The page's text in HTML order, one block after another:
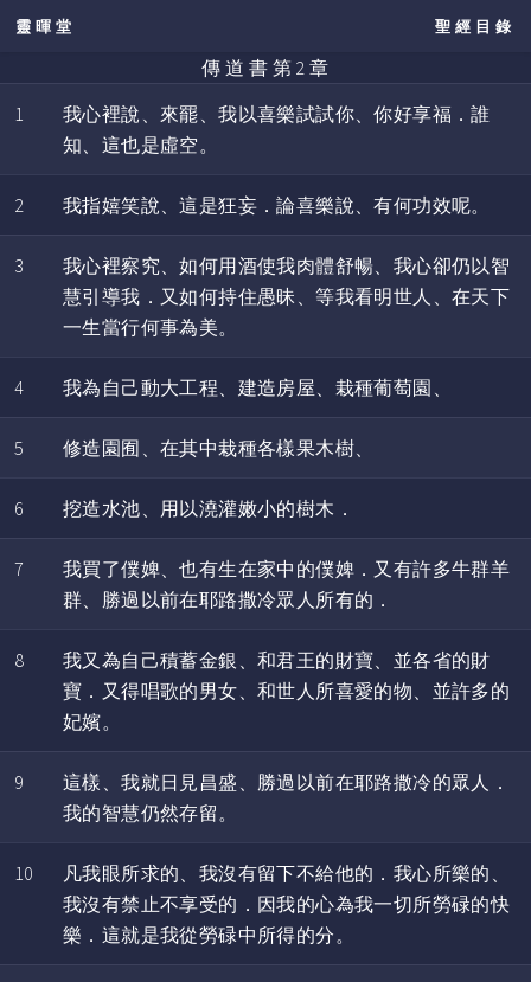
靈暉堂 聖經目錄
傳 道 書 第 2 章
1
我心裡說、來罷、我以喜樂試試你、你好享福．誰
知、這也是虛空。
2 我指嬉笑說、這是狂妄．論喜樂說、有何功效呢。
3
我心裡察究、如何用酒使我肉體舒暢、我心卻仍以智
慧引導我．又如何持住愚昧、等我看明世人、在天下
一生當行何事為美。
4 我為自己動大工程、建造房屋、栽種葡萄園、
5 修造園囿、在其中栽種各樣果木樹、
6 挖造水池、用以澆灌嫩小的樹木．
7
我買了僕婢、也有生在家中的僕婢．又有許多牛群羊
群、勝過以前在耶路撒冷眾人所有的．
8
我又為自己積蓄金銀、和君王的財寶、並各省的財
寶．又得唱歌的男女、和世人所喜愛的物、並許多的
妃嬪。
9
這樣、我就日見昌盛、勝過以前在耶路撒冷的眾人．
我的智慧仍然存留。
10
凡我眼所求的、我沒有留下不給他的．我心所樂的、
我沒有禁止不享受的．因我的心為我一切所勞碌的快
樂．這就是我從勞碌中所得的分。